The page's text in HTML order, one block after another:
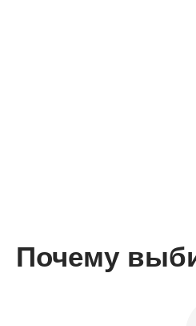
Почему